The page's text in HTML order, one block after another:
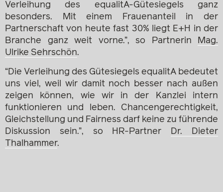
Verleihung des equalitA-Gütesiegels ganz
besonders. Mit einem Frauenanteil in der
Partnerschaft von heute fast 30% liegt E+H in der
Branche ganz weit vorne.”, so Partnerin
Mag.
Ulrike Sehrschön.
“Die Verleihung des Gütesiegels equalitA bedeutet
uns viel, weil wir damit noch besser nach außen
zeigen können, wie wir in der Kanzlei intern
funktionieren und leben. Chancengerechtigkeit,
Gleichstellung und Fairness darf keine zu führende
Diskussion sein.”, so HR-Partner
Dr. Dieter
Thalhammer.